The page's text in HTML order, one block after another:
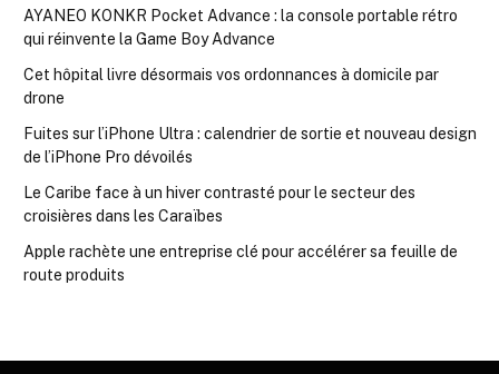
AYANEO KONKR Pocket Advance : la console portable rétro
qui réinvente la Game Boy Advance
Cet hôpital livre désormais vos ordonnances à domicile par
drone
Fuites sur l’iPhone Ultra : calendrier de sortie et nouveau design
de l’iPhone Pro dévoilés
Le Caribe face à un hiver contrasté pour le secteur des
croisières dans les Caraïbes
Apple rachète une entreprise clé pour accélérer sa feuille de
route produits